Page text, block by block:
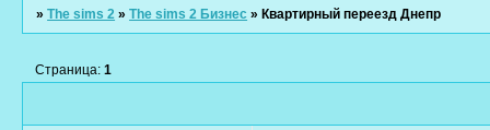
»The sims 2 »The sims 2 Бизнес » Квартирный переезд Днепр
Страница:1